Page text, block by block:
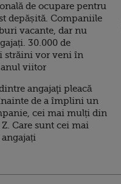
de ocupare pentru
depășită. Companiile
vacante, dar nu
30.000 de
străini vor veni în
viitor
angajaţi pleacă
de a împlini un
cei mai mulți din
Z. Care sunt cei mai